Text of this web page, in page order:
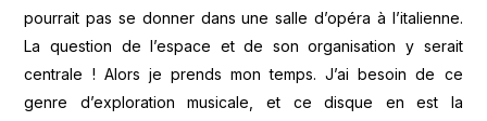
pourrait pas se donner dans une salle d’opéra à l’italienne.
La question de l’espace et de son organisation y serait
centrale ! Alors je prends mon temps. J’ai besoin de ce
genre d’exploration musicale, et ce disque en est la